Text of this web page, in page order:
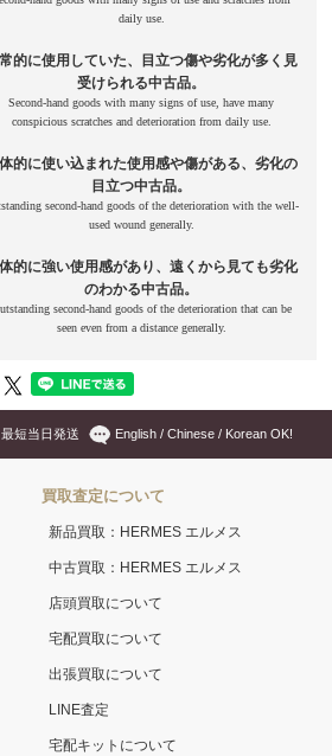
最短当日発送 English / Chinese / Korean OK!
買取査定について
新品買取：HERMES エルメス
中古買取：HERMES エルメス
店頭買取について
宅配買取について
出張買取について
LINE査定
宅配キットについて